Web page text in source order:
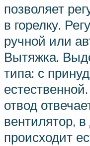
позволяет
в горелку.
ручной или
Вытяжка.
типа: с
отвод
вентилятор,
происходит